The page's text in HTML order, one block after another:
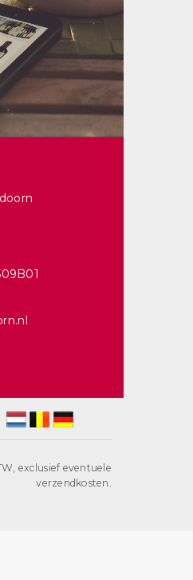
exclusief eventuele
verzendkosten.